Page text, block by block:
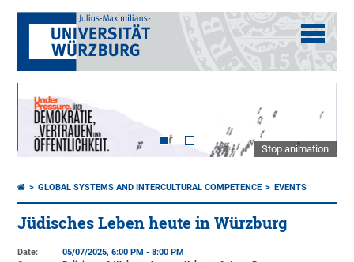
Stop animation
GLOBAL SYSTEMS AND INTERCULTURAL COMPETENCE EVENTS
Jüdisches Leben heute in Würzburg
Date:
05/07/2025, 6:00 PM - 8:00 PM